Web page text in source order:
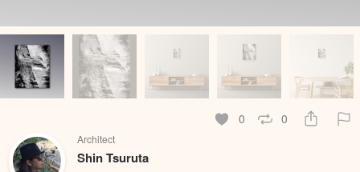
0 0
Architect
Shin Tsuruta